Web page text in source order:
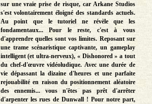
sur une vraie prise de risque, car Arkane Studios
s'est volontairement éloigné des standards actuels.
Au point que le tutoriel ne révèle que les
fondamentaux... Pour le reste, c'est à vous
d'apprendre quelles sont vos limites. Reposant sur
une trame scénaristique captivante, un gameplay
intelligent (et ultra-nerveux), « Dishonored » a tout
du chef-d'œuvre vidéoludique. Avec une durée de
vie dépassant la dizaine d'heures et une parfaite
rejouabilité en raison du positionnement aléatoire
des ennemis... vous n'êtes pas prêt d'arrêter
d'arpenter les rues de Dunwall ! Pour notre part,